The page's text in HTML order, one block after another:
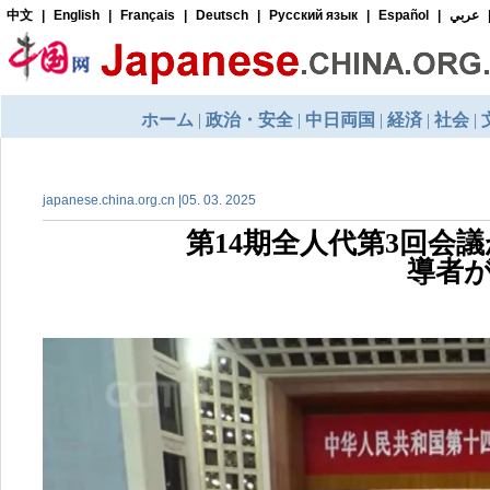
japanese.china.org.cn |05. 03. 2025
第14期全人代第3回会
導者